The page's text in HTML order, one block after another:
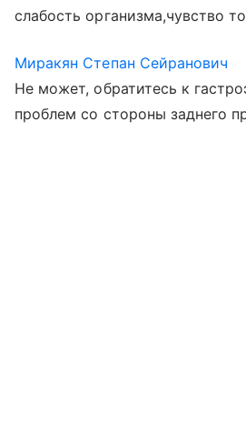
слабость организма,чувство
Миракян Степан Сейранович
Не может, обратитесь к
проблем со стороны заднего